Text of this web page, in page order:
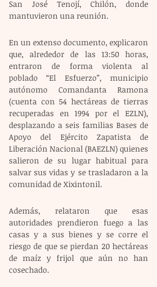
San José Tenojí, Chilón, donde
mantuvieron una reunión.
En un extenso documento, explicaron
que, alrededor de las 13:50 horas,
entraron de forma violenta al
poblado “El Esfuerzo”, municipio
autónomo Comandanta Ramona
(cuenta con 54 hectáreas de tierras
recuperadas en 1994 por el EZLN),
desplazando a seis familias Bases de
Apoyo del Ejército Zapatista de
Liberación Nacional (BAEZLN) quienes
salieron de su lugar habitual para
salvar sus vidas y se trasladaron a la
comunidad de Xixintonil.
Además, relataron que esas
autoridades prendieron fuego a las
casas y a sus bienes y se corre el
riesgo de que se pierdan 20 hectáreas
de maíz y frijol que aún no han
cosechado.